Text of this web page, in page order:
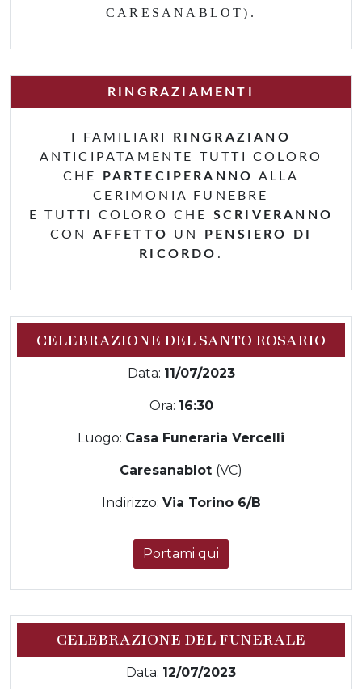
CARESANABLOT).
RINGRAZIAMENTI
I FAMILIARI
RINGRAZIANO
ANTICIPATAMENTE TUTTI COLORO
CHE
PARTECIPERANNO
ALLA
CERIMONIA FUNEBRE
E TUTTI COLORO CHE SCRIVERANNO
CON AFFETTO UN
PENSIERO DI
RICORDO .
CELEBRAZIONE DEL SANTO ROSARIO
Data: 11/07/2023
Ora: 16:30
Luogo: Casa Funeraria Vercelli
Caresanablot (VC)
Indirizzo: Via Torino 6/B
Portami qui
CELEBRAZIONE DEL FUNERALE
Data: 12/07/2023